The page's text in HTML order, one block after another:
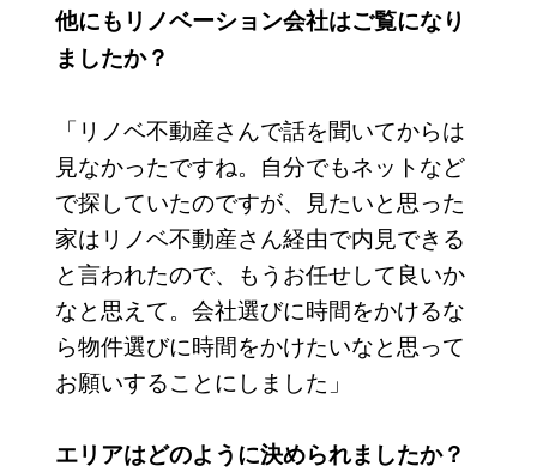
他にもリノベーション会社はご覧になり
ましたか？
「リノベ不動産さんで話を聞いてからは
見なかったですね。自分でもネットなど
で探していたのですが、見たいと思った
家はリノベ不動産さん経由で内見できる
と言われたので、もうお任せして良いか
なと思えて。会社選びに時間をかけるな
ら物件選びに時間をかけたいなと思って
お願いすることにしました」
エリアはどのように決められましたか？